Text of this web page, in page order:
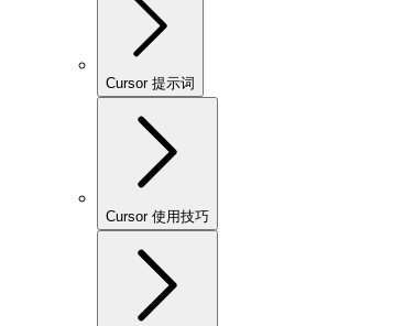
Cursor 提示词
Cursor 使用技巧